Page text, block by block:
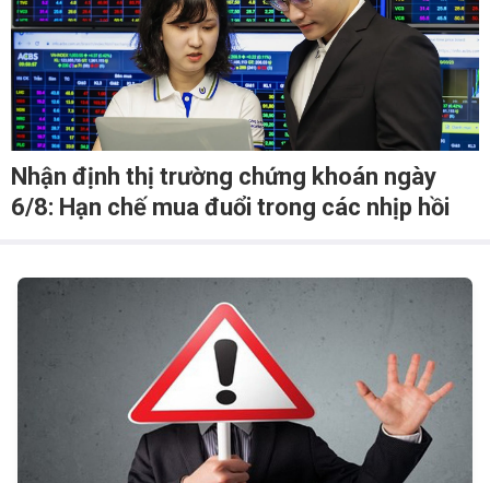
Nhận định thị trường chứng khoán ngày
6/8: Hạn chế mua đuổi trong các nhịp hồi